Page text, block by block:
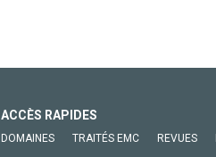
ACCÈS RAPIDES
DOMAINES TRAITÉS EMC REVUES